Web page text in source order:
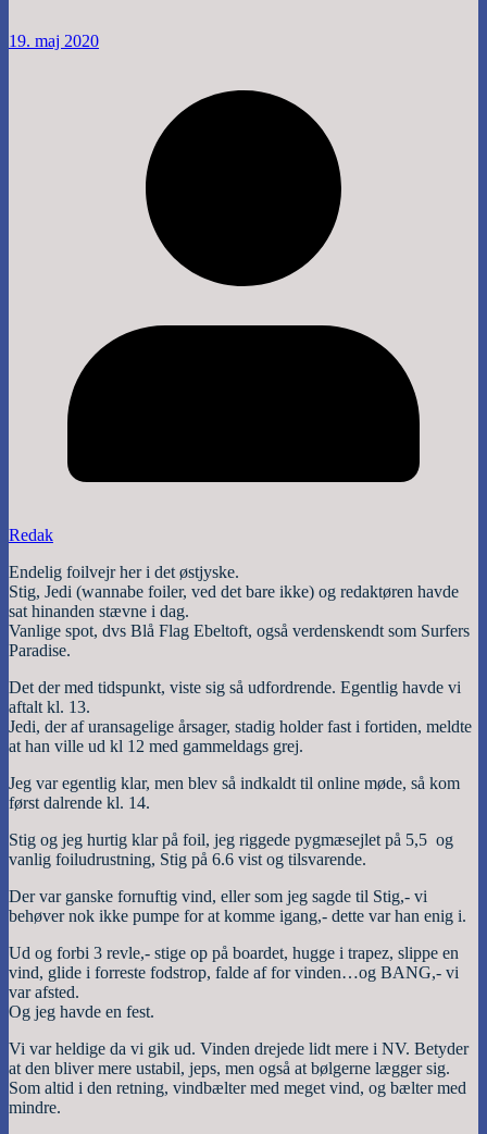
19. maj 2020
Redak
Endelig foilvejr her i det østjyske.
Stig, Jedi (wannabe foiler, ved det bare ikke) og redaktøren havde
sat hinanden stævne i dag.
Vanlige spot, dvs Blå Flag Ebeltoft, også verdenskendt som Surfers
Paradise.
Det der med tidspunkt, viste sig så udfordrende. Egentlig havde vi
aftalt kl. 13.
Jedi, der af uransagelige årsager, stadig holder fast i fortiden, meldte
at han ville ud kl 12 med gammeldags grej.
Jeg var egentlig klar, men blev så indkaldt til online møde, så kom
først dalrende kl. 14.
Stig og jeg hurtig klar på foil, jeg riggede pygmæsejlet på 5,5 og
vanlig foiludrustning, Stig på 6.6 vist og tilsvarende.
Der var ganske fornuftig vind, eller som jeg sagde til Stig,- vi
behøver nok ikke pumpe for at komme igang,- dette var han enig i.
Ud og forbi 3 revle,- stige op på boardet, hugge i trapez, slippe en
vind, glide i forreste fodstrop, falde af for vinden…og BANG,- vi
var afsted.
Og jeg havde en fest.
Vi var heldige da vi gik ud. Vinden drejede lidt mere i NV. Betyder
at den bliver mere ustabil, jeps, men også at bølgerne lægger sig.
Som altid i den retning, vindbælter med meget vind, og bælter med
mindre.